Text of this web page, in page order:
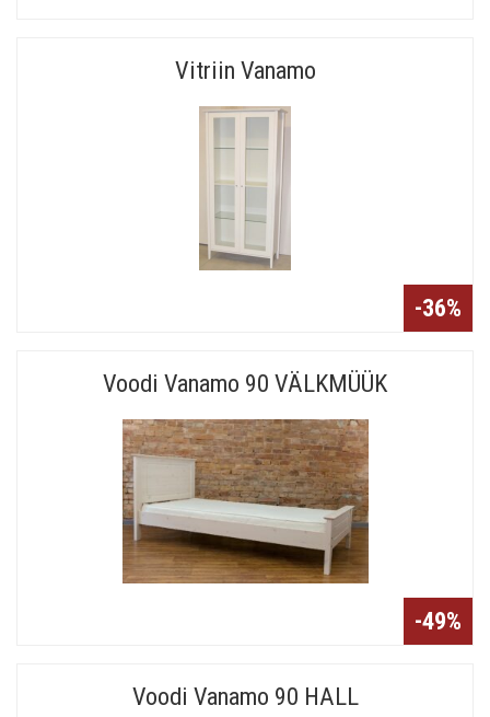
Vitriin Vanamo
-36%
Voodi Vanamo 90 VÄLKMÜÜK
-49%
Voodi Vanamo 90 HALL